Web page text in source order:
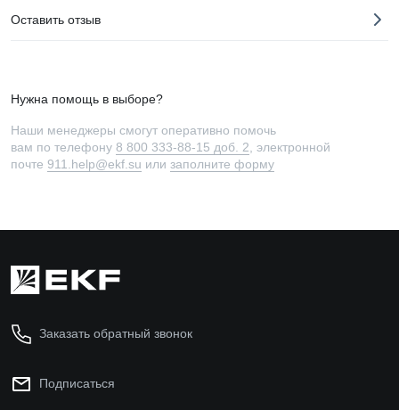
Оставить отзыв
Нужна помощь в выборе?
Наши менеджеры смогут оперативно помочь
вам по телефону 8 800 333-88-15 доб. 2 , электронной
почте 911.help@ekf.su или заполните форму
Заказать обратный звонок
Подписаться